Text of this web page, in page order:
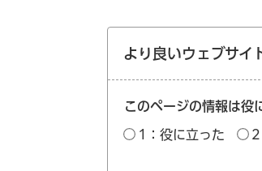
より良いウェブサイ
このページの情報は役
1：役に立った 2